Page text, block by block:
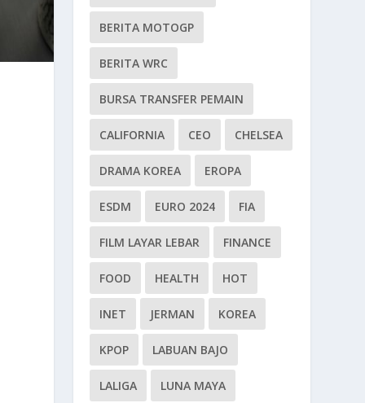
BERITA MOTOGP
BERITA WRC
BURSA TRANSFER PEMAIN
CALIFORNIA CEO CHELSEA
DRAMA KOREA EROPA
ESDM EURO 2024 FIA
FILM LAYAR LEBAR FINANCE
FOOD HEALTH HOT
INET JERMAN KOREA
KPOP LABUAN BAJO
LALIGA LUNA MAYA